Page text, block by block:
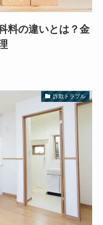
料の違いとは？金
詐欺トラブル